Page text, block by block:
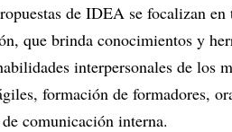
de IDEA se focalizan
que brinda conocimientos y
interpersonales de los
formación de formadores,
comunicación interna.